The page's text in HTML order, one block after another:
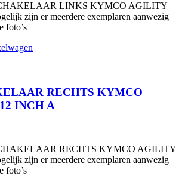
LINKS KYMCO AGILITY
zijn er meerdere exemplaren aanwezig
foto’s
RECHTS KYMCO
INCH A
RECHTS KYMCO AGILITY
zijn er meerdere exemplaren aanwezig
foto’s